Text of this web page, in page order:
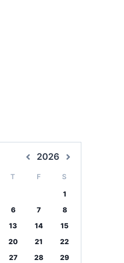
2026
T F S
1
6 7
8
13 14
15
20 21
22
27 28
29